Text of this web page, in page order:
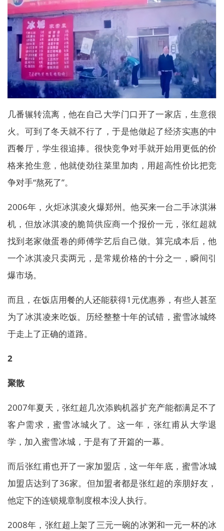
几番辗转流离，他在自己大学门口开了一家店，生意很
火。可到了冬天就不行了，于是他做起了经济实惠的中
西餐厅，学生很追捧。很快竞争对手就开始用更低的价
格来抢生意，他就使劲往菜里加肉，用超高性价比把竞
争对手“熬死了”。
2006年，火炬冰淇凌火爆郑州。他买来一台二手冰淇淋
机，但放冰淇凌的脆筒供应商一个报价一元，张红超就
找到老家做蛋卷的师傅学艺后自己做。算完成本后，他
一个冰淇凌只卖两元，是常规价格的十分之一，瞬间引
爆市场。
而且，在饭店用餐的人还能获得1元优惠券，有些人甚至
为了冰淇凌来吃饭。历经整整十年的试错，蜜雪冰城终
于走上了正确的道路。
2
聚散
2007年夏天，张红超几次添购机器扩充产能都满足不了
客户需求，蜜雪冰城火了。这一年，张红甫从大学退
学，加入蜜雪冰城，于是有了开篇的一幕。
而后张红甫也开了一家加盟店，这一年年底，蜜雪冰城
加盟店达到了36家。但加盟者都是张红超的亲朋好友，
他定下的连锁规章制度根本没人执行。
2008年，张红超上架了三元一碗的冰粥和一元一杯的冰